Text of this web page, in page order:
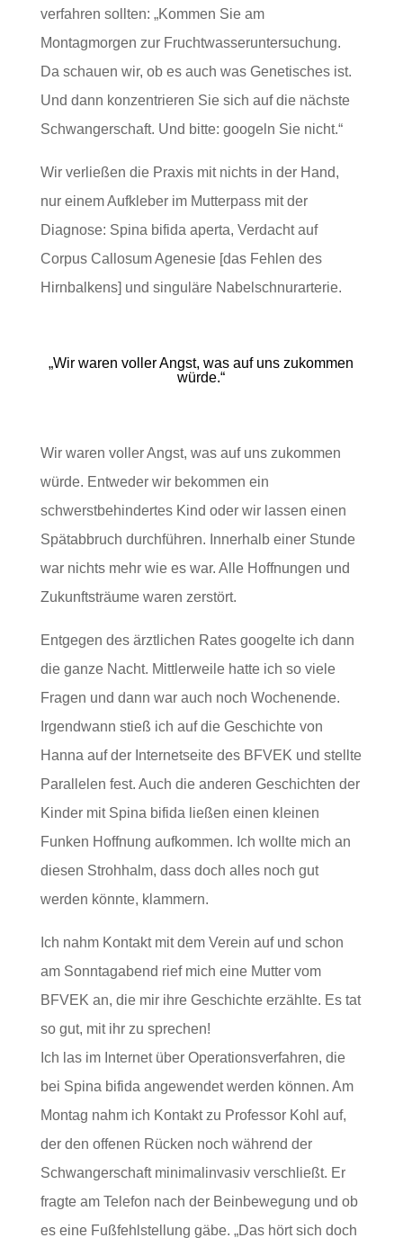
verfahren sollten: „Kommen Sie am
Montagmorgen zur Fruchtwasseruntersuchung.
Da schauen wir, ob es auch was Genetisches ist.
Und dann konzentrieren Sie sich auf die nächste
Schwangerschaft. Und bitte: googeln Sie nicht.“
Wir verließen die Praxis mit nichts in der Hand,
nur einem Aufkleber im Mutterpass mit der
Diagnose: Spina bifida aperta, Verdacht auf
Corpus Callosum Agenesie [das Fehlen des
Hirnbalkens] und singuläre Nabelschnurarterie.
„Wir waren voller Angst, was auf uns zukommen
würde.“
Wir waren voller Angst, was auf uns zukommen
würde. Entweder wir bekommen ein
schwerstbehindertes Kind oder wir lassen einen
Spätabbruch durchführen. Innerhalb einer Stunde
war nichts mehr wie es war. Alle Hoffnungen und
Zukunftsträume waren zerstört.
Entgegen des ärztlichen Rates googelte ich dann
die ganze Nacht. Mittlerweile hatte ich so viele
Fragen und dann war auch noch Wochenende.
Irgendwann stieß ich auf die Geschichte von
Hanna auf der Internetseite des BFVEK und stellte
Parallelen fest. Auch die anderen Geschichten der
Kinder mit Spina bifida ließen einen kleinen
Funken Hoffnung aufkommen. Ich wollte mich an
diesen Strohhalm, dass doch alles noch gut
werden könnte, klammern.
Ich nahm Kontakt mit dem Verein auf und schon
am Sonntagabend rief mich eine Mutter vom
BFVEK an, die mir ihre Geschichte erzählte. Es tat
so gut, mit ihr zu sprechen!
Ich las im Internet über Operationsverfahren, die
bei Spina bifida angewendet werden können. Am
Montag nahm ich Kontakt zu Professor Kohl auf,
der den offenen Rücken noch während der
Schwangerschaft minimalinvasiv verschließt. Er
fragte am Telefon nach der Beinbewegung und ob
es eine Fußfehlstellung gäbe. „Das hört sich doch